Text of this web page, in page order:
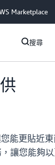
Marketplace
搜尋
能更貼近
讓您能夠